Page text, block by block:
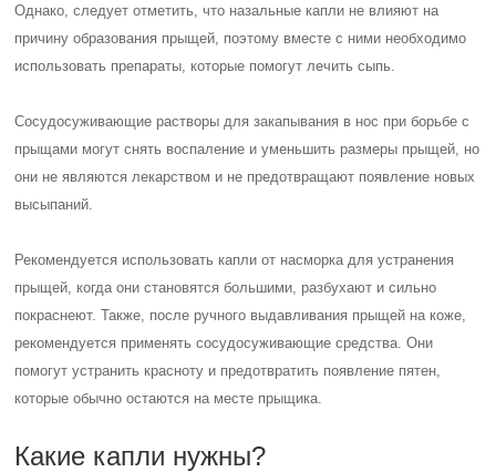
Однако, следует отметить, что назальные капли не влияют на
причину образования прыщей, поэтому вместе с ними необходимо
использовать препараты, которые помогут лечить сыпь.
Сосудосуживающие растворы для закапывания в нос при борьбе с
прыщами могут снять воспаление и уменьшить размеры прыщей, но
они не являются лекарством и не предотвращают появление новых
высыпаний.
Рекомендуется использовать капли от насморка для устранения
прыщей, когда они становятся большими, разбухают и сильно
покраснеют. Также, после ручного выдавливания прыщей на коже,
рекомендуется применять сосудосуживающие средства. Они
помогут устранить красноту и предотвратить появление пятен,
которые обычно остаются на месте прыщика.
Какие капли нужны?